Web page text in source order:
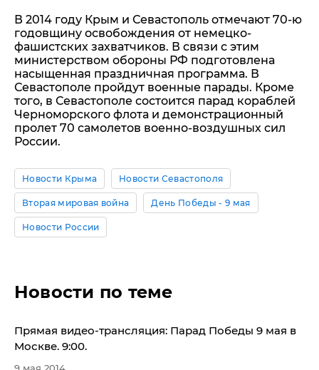
В 2014 году Крым и Севастополь отмечают 70-ю
годовщину освобождения от немецко-
фашистских захватчиков. В связи с этим
министерством обороны РФ подготовлена
насыщенная праздничная программа. В
Севастополе пройдут военные парады. Кроме
того, в Севастополе состоится парад кораблей
Черноморского флота и демонстрационный
пролет 70 самолетов военно-воздушных сил
России.
Новости Крыма Новости Севастополя
Вторая мировая война День Победы - 9 мая
Новости России
Новости по теме
Прямая видео-трансляция: Парад Победы 9 мая в
Москве. 9:00.